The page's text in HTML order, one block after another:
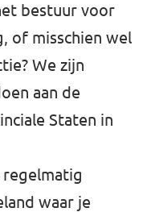
bestuur voor
of misschien wel
We zijn
aan de
Staten in
regelmatig
waar je